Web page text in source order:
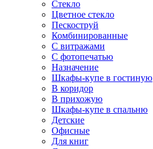
Стекло
Цветное стекло
Пескоструй
Комбинированные
С витражами
С фотопечатью
Назначение
Шкафы-купе в гостиную
В коридор
В прихожую
Шкафы-купе в спальню
Детские
Офисные
Для книг